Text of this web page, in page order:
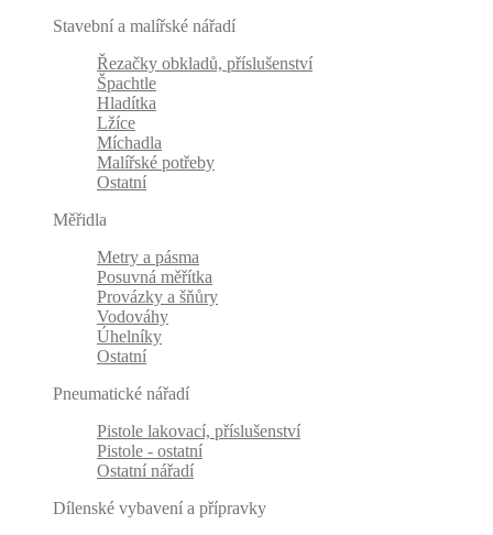
Stavební a malířské nářadí
Řezačky obkladů, příslušenství
Špachtle
Hladítka
Lžíce
Míchadla
Malířské potřeby
Ostatní
Měřidla
Metry a pásma
Posuvná měřítka
Provázky a šňůry
Vodováhy
Úhelníky
Ostatní
Pneumatické nářadí
Pistole lakovací, příslušenství
Pistole - ostatní
Ostatní nářadí
Dílenské vybavení a přípravky